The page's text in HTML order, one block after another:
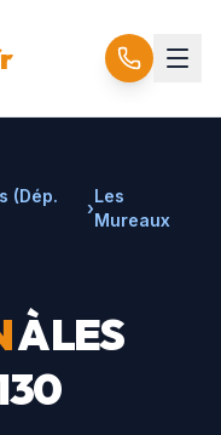
(Dép.
›
Les
Mureaux
ÀLES